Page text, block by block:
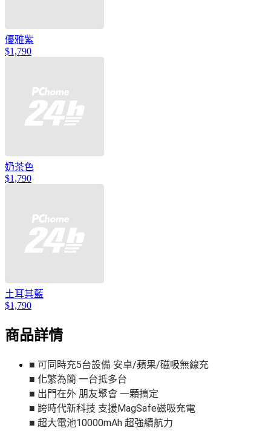
優雅紫
$1,790
奶茶色
$1,790
土耳其藍
$1,790
商品詳情
■ 可同時充5台設備 安卓/蘋果/磁吸無線充
■ 化繁為簡 一台抵多台
■ 出門在外 朋友聚會 一顆搞定
■ 跨時代新科技 支援MagSafe磁吸充電
■ 超大電池10000mAh 超強續航力